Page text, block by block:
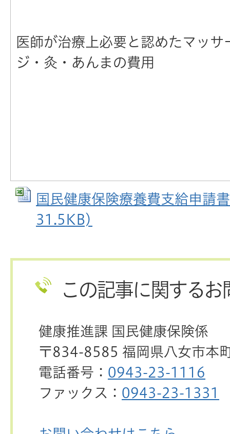
医師が治療上必要と認めたマッサ
ジ・灸・あんまの費用
国民健康保険療養費支給申請
31.5KB)
この記事に関するお
健康推進課 国民健康保険係
〒834-8585 福岡県八女市本
電話番号： 0943-23-1116
ファックス： 0943-23-1331